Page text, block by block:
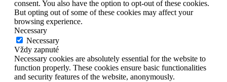
consent. You also have the option to opt-out of these cookies.
But opting out of some of these cookies may affect your
browsing experience.
Necessary
Necessary
Vždy zapnuté
Necessary cookies are absolutely essential for the website to
function properly. These cookies ensure basic functionalities
and security features of the website, anonymously.